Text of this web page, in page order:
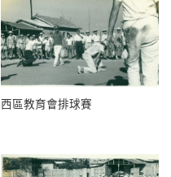
西區教育會排球賽